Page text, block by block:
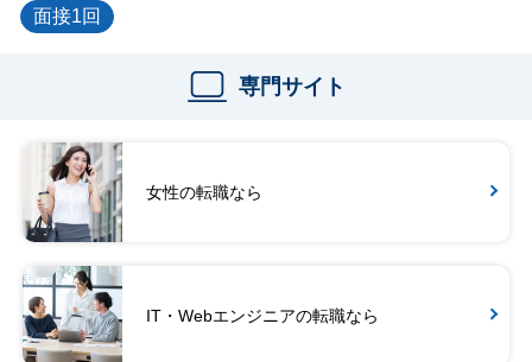
面接1回
専門サイト
女性の転職なら
IT・Webエンジニアの転職なら